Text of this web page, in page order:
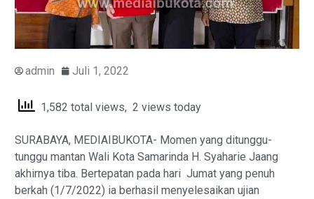
admin Juli 1, 2022
1,582 total views, 2 views today
SURABAYA, MEDIAIBUKOTA- Momen yang ditunggu-
tunggu mantan Wali Kota Samarinda H. Syaharie Jaang
akhirnya tiba. Bertepatan pada hari Jumat yang penuh
berkah (1/7/2022) ia berhasil menyelesaikan ujian